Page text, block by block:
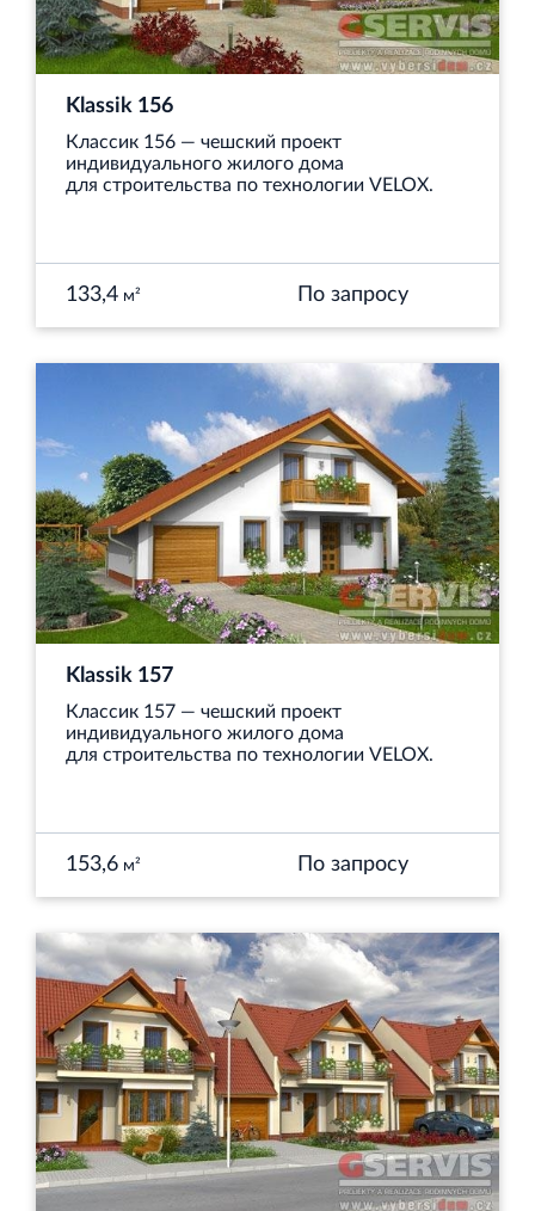
Klassik 156
Классик 156 — чешский проект
индивидуального жилого дома
для строительства по технологии VELOX.
133,4 м² По запросу
Klassik 157
Классик 157 — чешский проект
индивидуального жилого дома
для строительства по технологии VELOX.
153,6 м² По запросу